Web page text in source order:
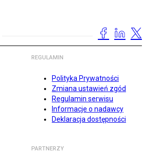
REGULAMIN
Polityka Prywatności
Zmiana ustawień zgód
Regulamin serwisu
Informacje o nadawcy
Deklaracja dostępności
PARTNERZY